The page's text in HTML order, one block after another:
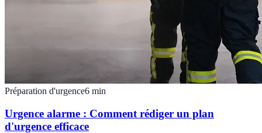
Préparation d'urgence6 min
Urgence alarme : Comment rédiger un plan
d'urgence efficace